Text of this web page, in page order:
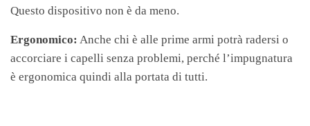
Questo dispositivo non è da meno.
Ergonomico: Anche chi è alle prime armi potrà radersi o
accorciare i capelli senza problemi, perché l’impugnatura
è ergonomica quindi alla portata di tutti.